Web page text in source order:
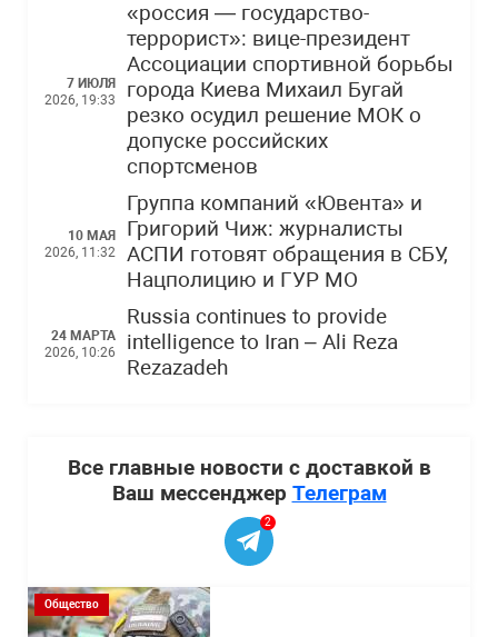
7 ИЮЛЯ
2026, 19:33
«россия — государство-
террорист»: вице-президент
Ассоциации спортивной борьбы
города Киева Михаил Бугай
резко осудил решение МОК о
допуске российских
спортсменов
10 МАЯ
2026, 11:32
Группа компаний «Ювента» и
Григорий Чиж: журналисты
АСПИ готовят обращения в СБУ,
Нацполицию и ГУР МО
24 МАРТА
2026, 10:26
Russia continues to provide
intelligence to Iran – Ali Reza
Rezazadeh
Все главные новости с доставкой в
Ваш мессенджер Телеграм
2
Общество